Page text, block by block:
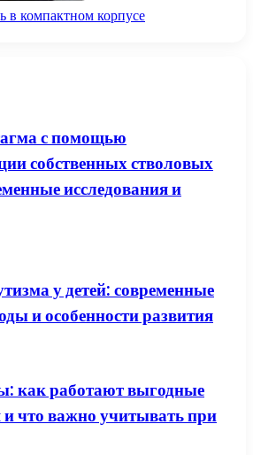
в компактном корпусе
с помощью
собственных стволовых
исследования и
у детей: современные
и особенности развития
как работают выгодные
что важно учитывать при